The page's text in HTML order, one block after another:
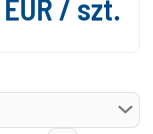
EUR / szt.